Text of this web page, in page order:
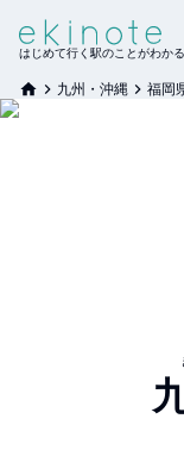
はじめて行く駅のことがわか
九州・沖縄 福岡